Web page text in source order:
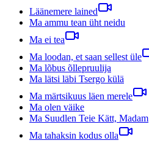
Läänemere lained
Ma ammu tean üht neidu
Ma ei tea
Ma loodan, et saan sellest üle
Ma lõbus õllepruulija
Ma lätsi läbi Tsergo külä
Ma märtsikuus läen merele
Ma olen väike
Ma Suudlen Teie Kätt, Madam
Ma tahaksin kodus olla